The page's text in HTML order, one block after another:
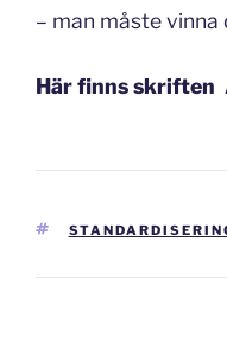
– man måste vinna
Här finns skriften
TAGGAR